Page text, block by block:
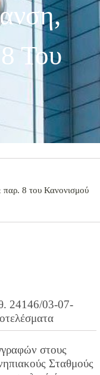
Του
8 του Κανονισμού
24146/03-07-
στους
Σταθμούς